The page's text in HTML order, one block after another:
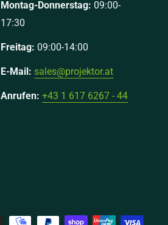
Montag-Donnerstag: 09:00-
17:30
Freitag: 09:00-14:00
E-Mail: sales@projektor.at
Anrufen: +43 1 617 6267 - 44